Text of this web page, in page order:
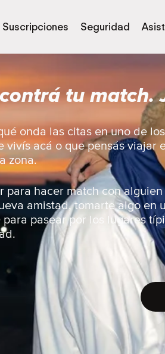
Suscripciones Seguridad
tu match.
onda las citas en uno de
vivís acá o que pensás viajar
zona.
para hacer match con
amistad, tomarte algo en
para pasear por los lugares